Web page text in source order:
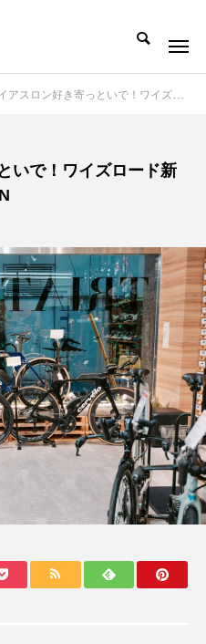
スロン好き寄っといで！ワイズロード新橋店がリニューアルOPEN
いで！ワイズロード新